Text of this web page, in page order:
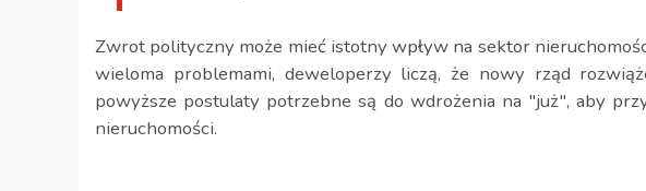
Zwrot polityczny może mieć istotny wpływ na sektor
wieloma problemami, deweloperzy liczą, że nowy rząd
powyższe postulaty potrzebne są do wdrożenia na "już", aby
nieruchomości.